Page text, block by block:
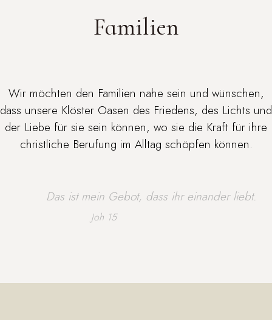
Familien
Wir möchten den Familien nahe sein und wünschen,
dass unsere Klöster Oasen des Friedens, des Lichts und
der Liebe für sie sein können, wo sie die Kraft für ihre
christliche Berufung im Alltag schöpfen können.
Das ist mein Gebot, dass ihr einander liebt.
Joh 15